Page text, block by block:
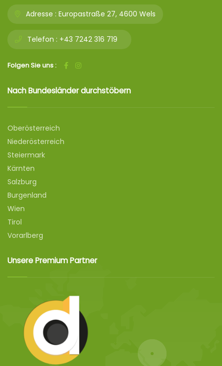
Adresse : Europastraße 27, 4600 Wels
Telefon : +43 7242 316 719
Folgen Sie uns :
Nach Bundesländer durchstöbern
Oberösterreich
Niederösterreich
Steiermark
Kärnten
Salzburg
Burgenland
Wien
Tirol
Vorarlberg
Unsere Premium Partner